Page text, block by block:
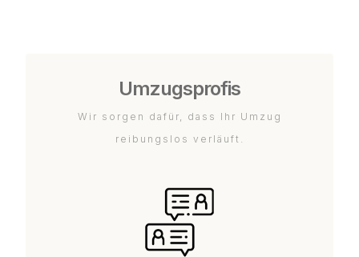
Umzugsprofis
Wir sorgen dafür, dass Ihr Umzug
reibungslos verläuft.